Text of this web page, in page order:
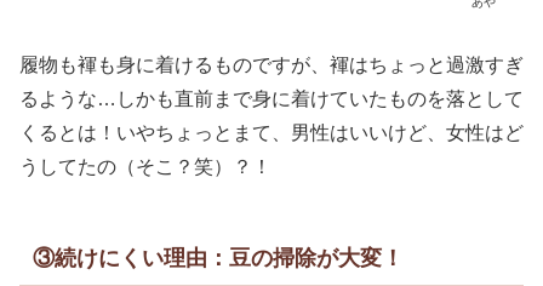
履物も褌も身に着けるものですが、褌はちょっと過激すぎ
るような…しかも直前まで身に着けていたものを落として
くるとは！いやちょっとまて、男性はいいけど、女性はど
うしてたの（そこ？笑）？！
③続けにくい理由：豆の掃除が大変！